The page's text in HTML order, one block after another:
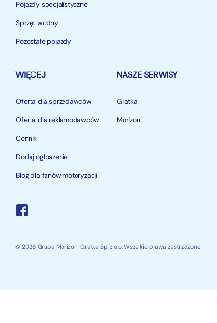
Pojazdy specjalistyczne
Sprzęt wodny
Pozostałe pojazdy
WIĘCEJ
Oferta dla sprzedawców
Oferta dla reklamodawców
Cennik
Dodaj ogłoszenie
Blog dla fanów motoryzacji
NASZE SERWISY
Gratka
Morizon
© 2026 Grupa Morizon-Gratka Sp. z o.o. Wszelkie prawa zastrzeżone.